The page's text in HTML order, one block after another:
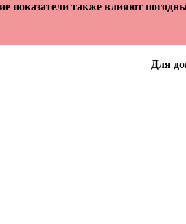
показатели также влияют
Для